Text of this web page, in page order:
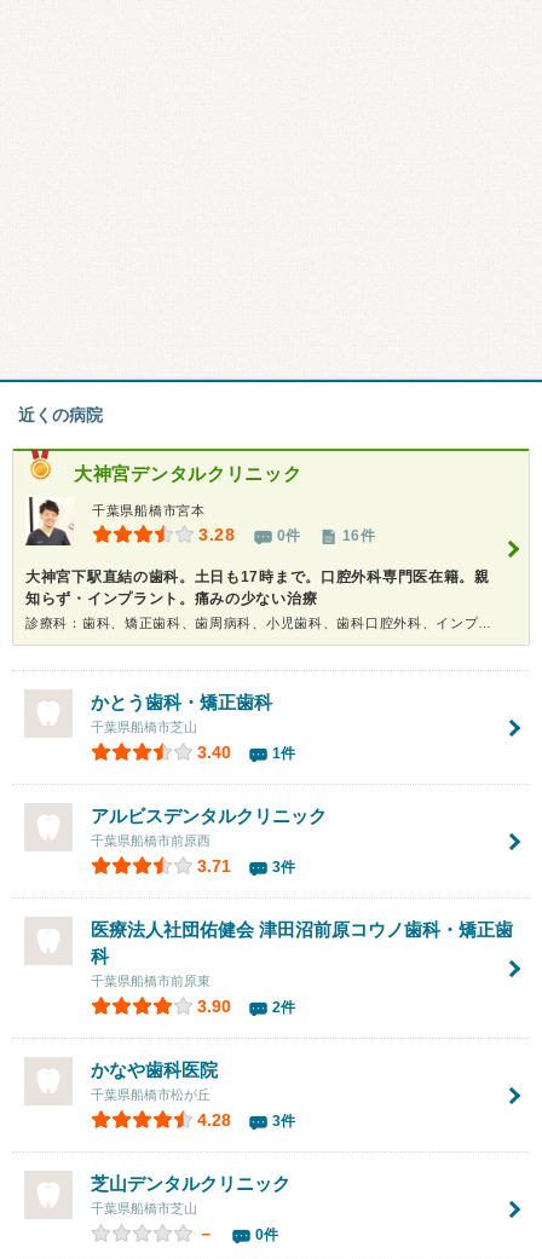
近くの病院
大神宮デンタルクリニック
千葉県船橋市宮本
3.28 0件 16件
大神宮下駅直結の歯科。土日も17時まで。口腔外科専門医在籍。親
知らず・インプラント。痛みの少ない治療
診療科：歯科、矯正歯科、歯周病科、小児歯科、歯科口腔外科、インプラント、ホワイトニング
かとう歯科・矯正歯科
千葉県船橋市芝山
3.40 1件
アルビスデンタルクリニック
千葉県船橋市前原西
3.71 3件
医療法人社団佑健会 津田沼前原コウノ歯科・矯正歯
科
千葉県船橋市前原東
3.90 2件
かなや歯科医院
千葉県船橋市松が丘
4.28 3件
芝山デンタルクリニック
千葉県船橋市芝山
－ 0件